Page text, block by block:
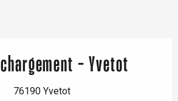
- Yvetot
76190 Yvetot